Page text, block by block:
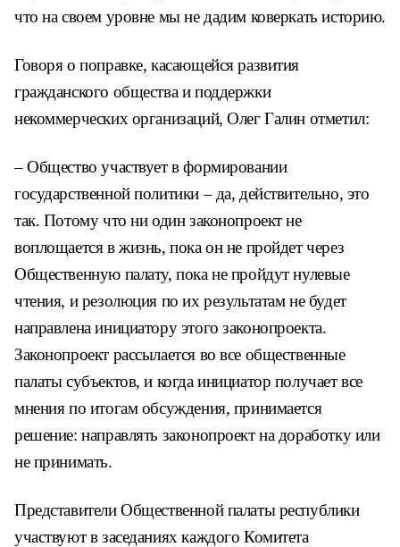
что на своем уровне мы не дадим коверкать историю.
Говоря о поправке, касающейся развития
гражданского общества и поддержки
некоммерческих организаций, Олег Галин отметил:
– Общество участвует в формировании
государственной политики – да, действительно, это
так. Потому что ни один законопроект не
воплощается в жизнь, пока он не пройдет через
Общественную палату, пока не пройдут нулевые
чтения, и резолюция по их результатам не будет
направлена инициатору этого законопроекта.
Законопроект рассылается во все общественные
палаты субъектов, и когда инициатор получает все
мнения по итогам обсуждения, принимается
решение: направлять законопроект на доработку или
не принимать.
Представители Общественной палаты республики
участвуют в заседаниях каждого Комитета